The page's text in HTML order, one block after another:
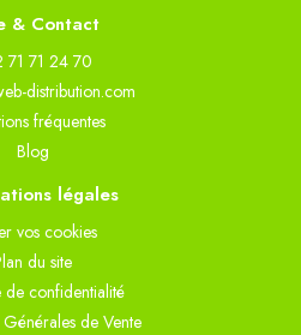
& Contact
71 71 24 70
distribution.com
fréquentes
Blog
légales
vos cookies
du site
de confidentialité
de Vente